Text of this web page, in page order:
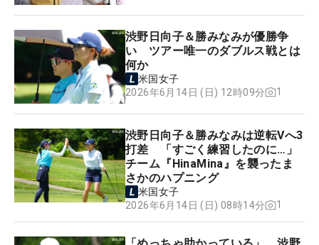
渋野日向子＆勝みなみが優勝争
い ツアー唯一のダブルス戦とは
何か
米国女子
2026年6月14日 (日) 12時09分
1
渋野日向子＆勝みなみは逆転Vへ3
打差 「すごく練習したのに…」
チーム『HinaMina』を襲ったま
さかのハプニング
米国女子
2026年6月14日 (日) 08時14分
1